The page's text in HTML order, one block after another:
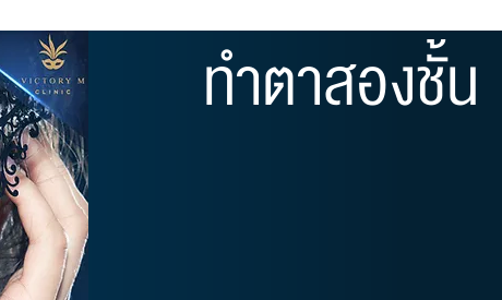
ทำตาสองชั้น